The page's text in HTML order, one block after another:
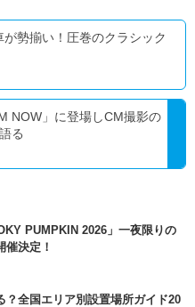
が勢揃い！圧巻のクラシック
NOW」に登場しCM撮影の
る
PUMPKIN 2026」一夜限りの
決定！
？全国エリア別設置場所ガイド20